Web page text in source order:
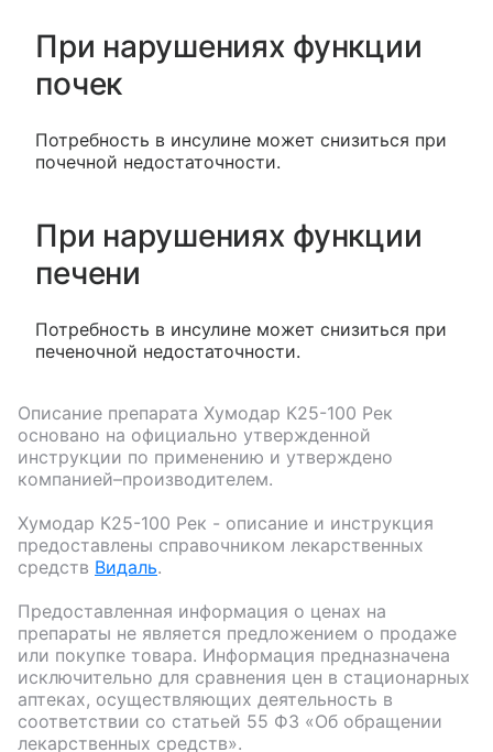
При нарушениях функции
почек
Потребность в инсулине может снизиться при
почечной недостаточности.
При нарушениях функции
печени
Потребность в инсулине может снизиться при
печеночной недостаточности.
Описание препарата Хумодар К25-100 Рек
основано на официально утвержденной
инструкции по применению и утверждено
компанией–производителем.
Хумодар К25-100 Рек - описание и инструкция
предоставлены справочником лекарственных
средств Видаль.
Предоставленная информация о ценах на
препараты не является предложением о продаже
или покупке товара. Информация предназначена
исключительно для сравнения цен в стационарных
аптеках, осуществляющих деятельность в
соответствии со статьей 55 ФЗ «Об обращении
лекарственных средств».